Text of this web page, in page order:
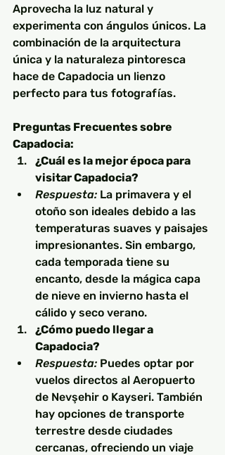
Aprovecha la luz natural y
experimenta con ángulos únicos. La
combinación de la arquitectura
única y la naturaleza pintoresca
hace de Capadocia un lienzo
perfecto para tus fotografías.
Preguntas Frecuentes sobre
Capadocia:
¿Cuál es la mejor época para
visitar Capadocia?
Respuesta: La primavera y el
otoño son ideales debido a las
temperaturas suaves y paisajes
impresionantes. Sin embargo,
cada temporada tiene su
encanto, desde la mágica capa
de nieve en invierno hasta el
cálido y seco verano.
¿Cómo puedo llegar a
Capadocia?
Respuesta: Puedes optar por
vuelos directos al Aeropuerto
de Nevşehir o Kayseri. También
hay opciones de transporte
terrestre desde ciudades
cercanas, ofreciendo un viaje